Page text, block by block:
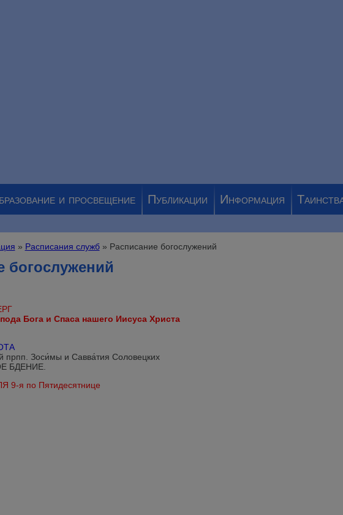
и просвещение Публикации Информация
» Расписания служб» Расписание богослужений
богослужений
Бога и Спаса нашего Иисуса Христа
Зоси́мы и Савва́тия Соловецких
БДЕНИЕ.
9-я по Пятидесятнице